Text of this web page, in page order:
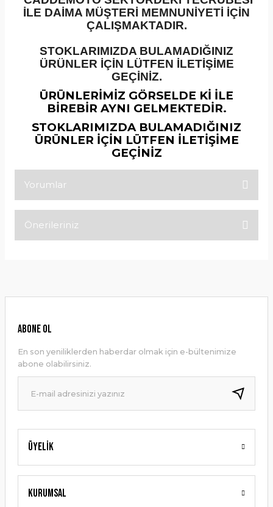
İLE DAİMA MÜŞTERİ MEMNUNİYETİ İÇİN
ÇALIŞMAKTADIR.
STOKLARIMIZDA BULAMADIĞINIZ
ÜRÜNLER İÇİN LÜTFEN İLETİŞİME
GEÇİNİZ.
ÜRÜNLERİMİZ GÖRSELDE Kİ İLE
BİREBİR AYNI GELMEKTEDİR.
STOKLARIMIZDA BULAMADIĞINIZ
ÜRÜNLER İÇİN LÜTFEN İLETİŞİME
GEÇİNİZ
Yorumlar
Önerileriniz
Ürün resmi kalitesiz, bozuk veya görüntülenemiyor.
Ürün bilgilerinde hatalar bulunuyor.
Ürün fiyatı diğer sitelerden daha pahalı.
Bu ürüne benzer farklı alternatifler olmalı.
Gönder
Üyelik
Kurumsal
ABONE OL
En son yeniliklerden haberdar olmak için e-bültenimize
abone olabilirsiniz.